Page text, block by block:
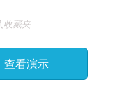
收藏夹
查看演示